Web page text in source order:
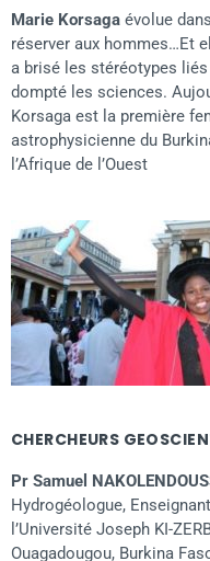
Marie Korsaga évolue
réserver aux hommes…Et
a brisé les stéréotypes
dompté les sciences.
Korsaga est la première
astrophysicienne du
l’Afrique de l’Ouest
CHERCHEURS
Pr Samuel
Hydrogéologue,
l’Université Joseph KI-
Ouagadougou, Burkina